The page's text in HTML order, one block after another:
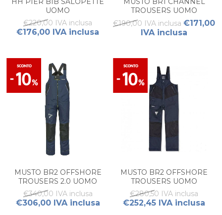
UOMO
€220,00 IVA inclusa
€176,00 IVA inclusa
TROUSERS UOMO
€190,00 IVA inclusa €171,00
IVA inclusa
MUSTO BR2 OFFSHORE
TROUSERS 2.0 UOMO
€340,00 IVA inclusa
€306,00 IVA inclusa
MUSTO BR2 OFFSHORE
TROUSERS UOMO
€280,50 IVA inclusa
€252,45 IVA inclusa